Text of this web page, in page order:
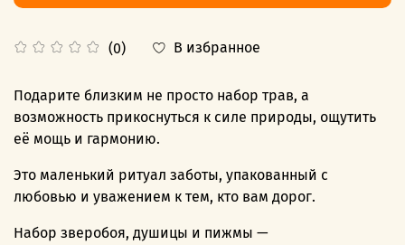
(0) В избранное
Подарите близким не просто набор трав, а
возможность прикоснуться к силе природы, ощутить
её мощь и гармонию.
Это маленький ритуал заботы, упакованный с
любовью и уважением к тем, кто вам дорог.
Набор зверобоя, душицы и пижмы —